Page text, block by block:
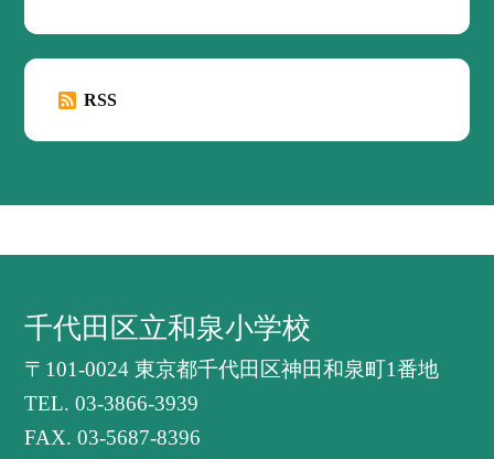
RSS
千代田区立和泉小学校
〒101-0024 東京都千代田区神田和泉町1番地
TEL.03-3866-3939
FAX. 03-5687-8396